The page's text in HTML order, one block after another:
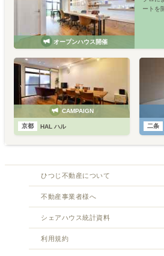
オープンハウス開催
ートを
CAMPAIGN
京都 HAL ハル 二条
ひつじ不動産について
不動産事業者様へ
シェアハウス統計資料
利用規約